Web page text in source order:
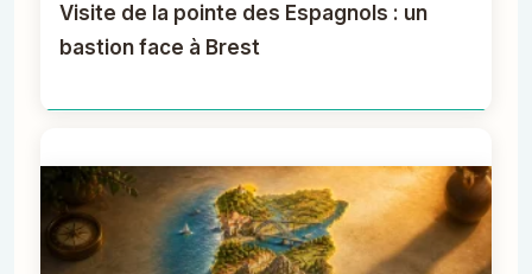
Visite de la pointe des Espagnols : un
bastion face à Brest